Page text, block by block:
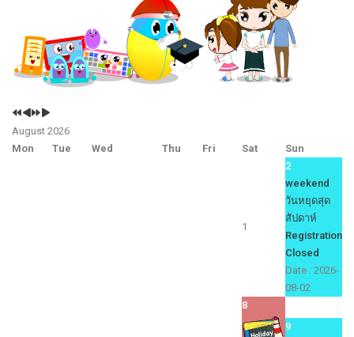
August 2026
Mon
Tue Wed Thu Fri Sat Sun
1
2
weekend
วันหยุดสุด
สัปดาห์
Registration
Closed
Date : 2026-
08-02
8
9